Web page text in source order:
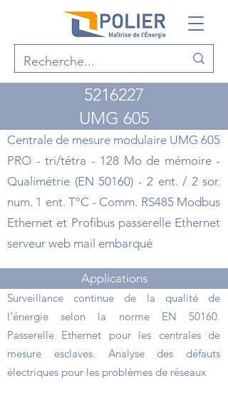
5216227
UMG 605
Centrale de mesure modulaire UMG 605
PRO - tri/tétra - 128 Mo de mémoire -
Qualimétrie (EN 50160) - 2 ent. / 2 sor.
num. 1 ent. T°C - Comm. RS485 Modbus
Ethernet et Profibus passerelle Ethernet
serveur web mail embarqué
Applications
Surveillance continue de la qualité de
l’énergie selon la norme EN 50160.
Passerelle Ethernet pour les centrales de
mesure esclaves. Analyse des défauts
électriques pour les problèmes de réseaux